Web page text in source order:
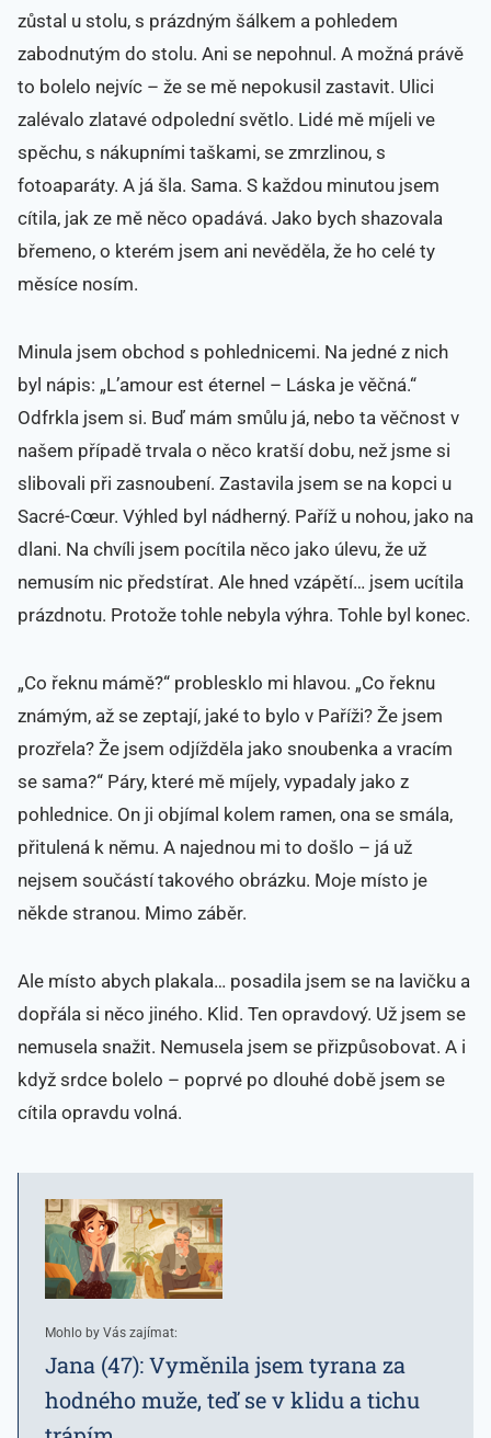
zůstal u stolu, s prázdným šálkem a pohledem
zabodnutým do stolu. Ani se nepohnul. A možná právě
to bolelo nejvíc – že se mě nepokusil zastavit. Ulici
zalévalo zlatavé odpolední světlo. Lidé mě míjeli ve
spěchu, s nákupními taškami, se zmrzlinou, s
fotoaparáty. A já šla. Sama. S každou minutou jsem
cítila, jak ze mě něco opadává. Jako bych shazovala
břemeno, o kterém jsem ani nevěděla, že ho celé ty
měsíce nosím.
Minula jsem obchod s pohlednicemi. Na jedné z nich
byl nápis: „L’amour est éternel – Láska je věčná.“
Odfrkla jsem si. Buď mám smůlu já, nebo ta věčnost v
našem případě trvala o něco kratší dobu, než jsme si
slibovali při zasnoubení. Zastavila jsem se na kopci u
Sacré-Cœur. Výhled byl nádherný. Paříž u nohou, jako na
dlani. Na chvíli jsem pocítila něco jako úlevu, že už
nemusím nic předstírat. Ale hned vzápětí… jsem ucítila
prázdnotu. Protože tohle nebyla výhra. Tohle byl konec.
„Co řeknu mámě?“ problesklo mi hlavou. „Co řeknu
známým, až se zeptají, jaké to bylo v Paříži? Že jsem
prozřela? Že jsem odjížděla jako snoubenka a vracím
se sama?“ Páry, které mě míjely, vypadaly jako z
pohlednice. On ji objímal kolem ramen, ona se smála,
přitulená k němu. A najednou mi to došlo – já už
nejsem součástí takového obrázku. Moje místo je
někde stranou. Mimo záběr.
Ale místo abych plakala… posadila jsem se na lavičku a
dopřála si něco jiného. Klid. Ten opravdový. Už jsem se
nemusela snažit. Nemusela jsem se přizpůsobovat. A i
když srdce bolelo – poprvé po dlouhé době jsem se
cítila opravdu volná.
Mohlo by Vás zajímat:
Jana (47): Vyměnila jsem tyrana za
hodného muže, teď se v klidu a tichu